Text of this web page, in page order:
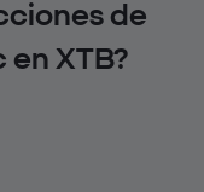
de
en XTB?